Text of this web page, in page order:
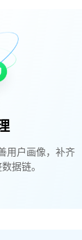
用户画像，补齐
据链。